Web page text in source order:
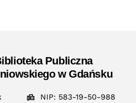
Publiczna
w Gdańsku
NIP: 583-19-50-988